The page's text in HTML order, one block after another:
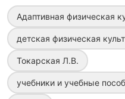
Адаптивная физическая
детская физическая
Токарская Л.В.
учебники и учебные